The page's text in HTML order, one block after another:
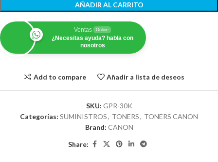
AÑADIR AL CARRITO
Ventas Online
¿Necesitas ayuda? habla con
nosotros
Add to compare Añadir a lista de deseos
SKU: GPR-30K
Categorías: SUMINISTROS, TONERS, TONERS CANON
Brand: CANON
Share: